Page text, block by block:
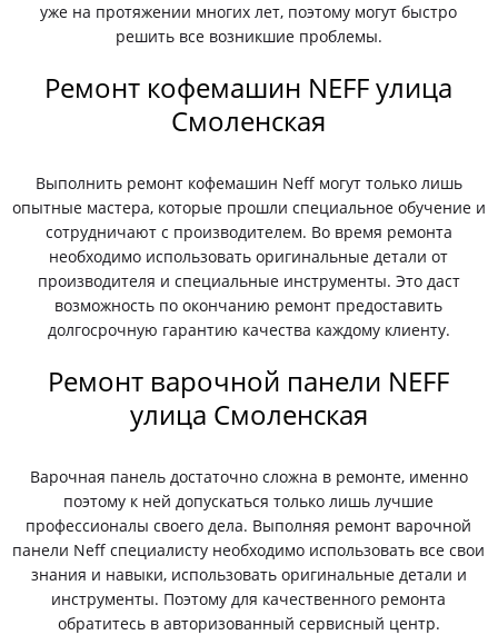
уже на протяжении многих лет, поэтому могут быстро
решить все возникшие проблемы.
Ремонт кофемашин NEFF улица
Смоленская
Выполнить ремонт кофемашин Neff могут только лишь
опытные мастера, которые прошли специальное обучение и
сотрудничают с производителем. Во время ремонта
необходимо использовать оригинальные детали от
производителя и специальные инструменты. Это даст
возможность по окончанию ремонт предоставить
долгосрочную гарантию качества каждому клиенту.
Ремонт варочной панели NEFF
улица Смоленская
Варочная панель достаточно сложна в ремонте, именно
поэтому к ней допускаться только лишь лучшие
профессионалы своего дела. Выполняя ремонт варочной
панели Neff специалисту необходимо использовать все свои
знания и навыки, использовать оригинальные детали и
инструменты. Поэтому для качественного ремонта
обратитесь в авторизованный сервисный центр.